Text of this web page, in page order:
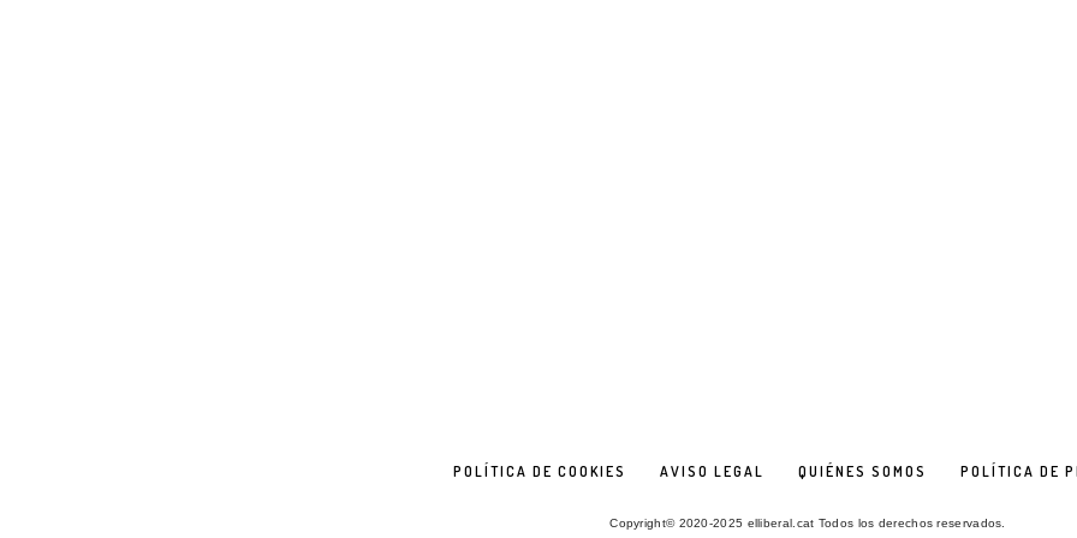
POLÍTICA DE COOKIES AVISO LEGAL QUIÉNES SOMOS POLÍTICA DE
Copyright© 2020-2025 elliberal.cat Todos los derechos reservados.